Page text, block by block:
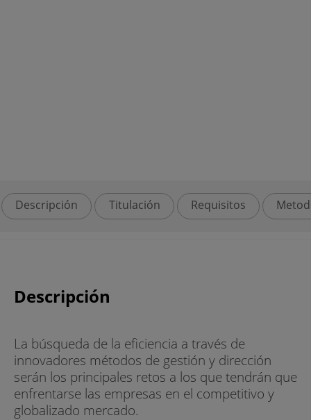
Descripción Titulación Requisitos
Descripción
La búsqueda de la eficiencia a través de
innovadores métodos de gestión y dirección
serán los principales retos a los que tendrán que
enfrentarse las empresas en el competitivo y
globalizado mercado.